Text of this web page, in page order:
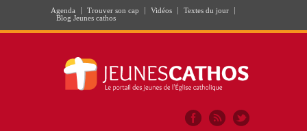
Agenda Trouver son cap Vidéos
Textes du jour
Blog Jeunes cathos